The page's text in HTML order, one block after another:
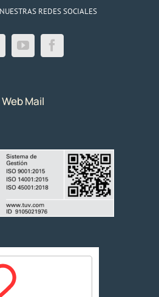
REDES SOCIALES
Web Mail